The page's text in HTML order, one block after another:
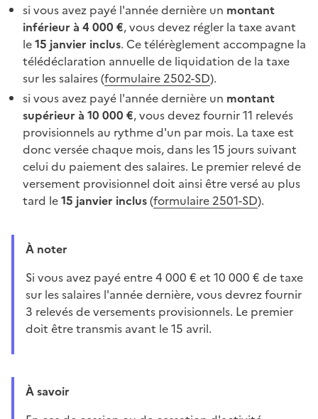
si vous avez payé l'année dernière un montant
inférieur à 4 000 €, vous devez régler la taxe avant
le15 janvier inclus. Ce télérèglement accompagne la
télédéclaration annuelle de liquidation de la taxe
sur les salaires (formulaire 2502-SD).
si vous avez payé l'année dernière un montant
supérieur à 10 000 €, vous devez fournir 11 relevés
provisionnels au rythme d'un par mois. La taxe est
donc versée chaque mois, dans les 15 jours suivant
celui du paiement des salaires. Le premier relevé de
versement provisionnel doit ainsi être versé au plus
tard le15 janvier inclus(formulaire 2501-SD).
À noter
Si vous avez payé entre 4 000 € et 10 000 € de taxe
sur les salaires l'année dernière, vous devrez fournir
3 relevés de versements provisionnels. Le premier
doit être transmis avant le 15 avril.
À savoir